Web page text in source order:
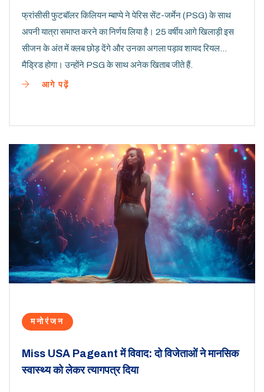
फ्रांसीसी फुटबॉलर किलियन म्बाप्पे ने पेरिस सेंट-जर्मेन (PSG) के साथ
अपनी यात्रा समाप्त करने का निर्णय लिया है। 25 वर्षीय आगे खिलाड़ी इस
सीजन के अंत में क्लब छोड़ देंगे और उनका अगला पड़ाव शायद रियल
मैड्रिड होगा। उन्होंने PSG के साथ अनेक खिताब जीते हैं.
आगे पढ़ें
मनोरंजन
Miss USA Pageant में विवाद: दो विजेताओं ने मानसिक
स्वास्थ्य को लेकर त्यागपत्र दिया